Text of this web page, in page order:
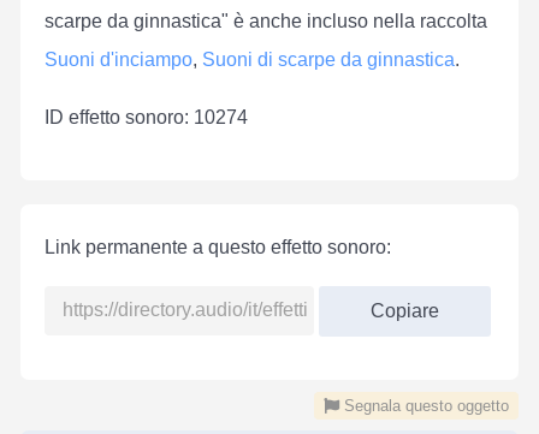
scarpe da ginnastica" è anche incluso nella raccolta
Suoni d'inciampo, Suoni di scarpe da ginnastica.
ID effetto sonoro: 10274
Link permanente a questo effetto sonoro:
Copiare
Segnala questo oggetto